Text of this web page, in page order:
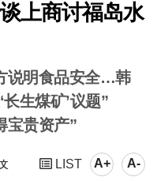
上商讨福岛水
说明食品安全…韩
生煤矿’议题”
宝贵资产”
LIST A+ A-